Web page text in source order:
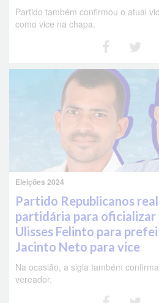
Partido também confirmou o atual
como vice na chapa.
Eleições 2024
Partido Republicanos
partidária para
Ulisses Felinto para
Jacinto Neto para vice
Na ocasião, a sigla também
vereador.